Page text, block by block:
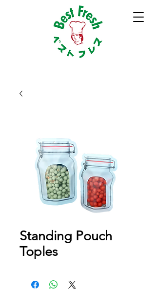
Standing Pouch
Toples